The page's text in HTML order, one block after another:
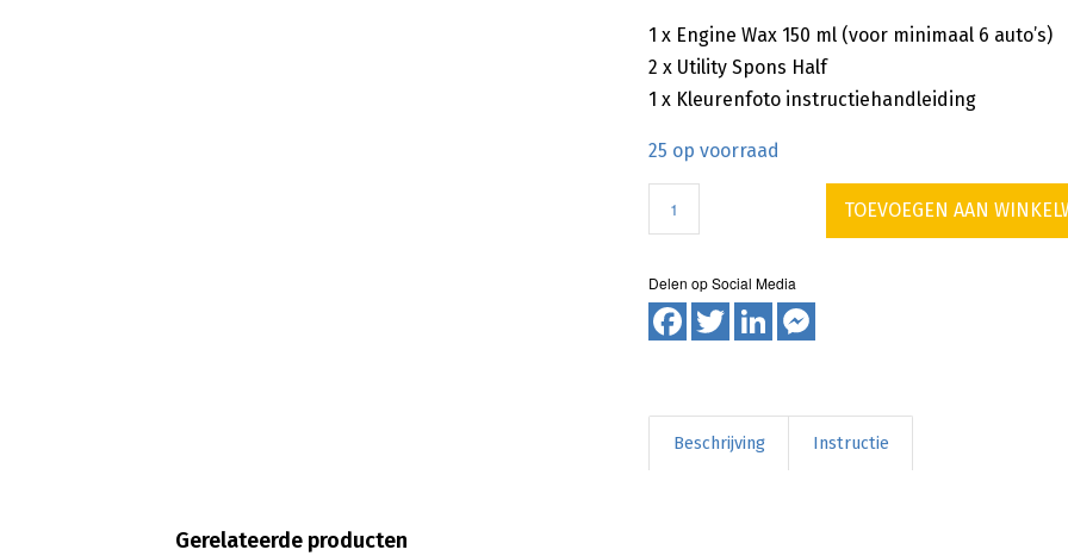
1 x Engine Wax 150 ml (voor minimaal 6 auto’s)
2 x Utility Spons Half
1 x Kleurenfoto instructiehandleiding
25 op voorraad
TOEVOEGEN AAN
Facebook
TwitterLinkedIn
Beschrijving Instructie
Gerelateerde producten